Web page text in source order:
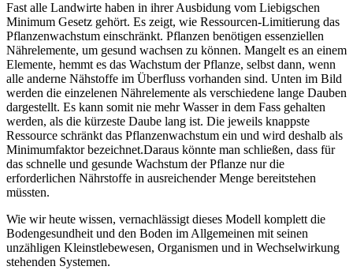
Fast alle Landwirte haben in ihrer Ausbidung vom Liebigschen
Minimum Gesetz gehört. Es zeigt, wie Ressourcen-Limitierung das
Pflanzenwachstum einschränkt. Pflanzen benötigen essenziellen
Nährelemente, um gesund wachsen zu können. Mangelt es an einem
Elemente, hemmt es das Wachstum der Pflanze, selbst dann, wenn
alle anderne Nähstoffe im Überfluss vorhanden sind. Unten im Bild
werden die einzelenen Nährelemente als verschiedene lange Dauben
dargestellt. Es kann somit nie mehr Wasser in dem Fass gehalten
werden, als die kürzeste Daube lang ist. Die jeweils knappste
Ressource schränkt das Pflanzenwachstum ein und wird deshalb als
Minimumfaktor bezeichnet.Daraus könnte man schließen, dass für
das schnelle und gesunde Wachstum der Pflanze nur die
erforderlichen Nährstoffe in ausreichender Menge bereitstehen
müssten.
Wie wir heute wissen, vernachlässigt dieses Modell komplett die
Bodengesundheit und den Boden im Allgemeinen mit seinen
unzähligen Kleinstlebewesen, Organismen und in Wechselwirkung
stehenden Systemen.